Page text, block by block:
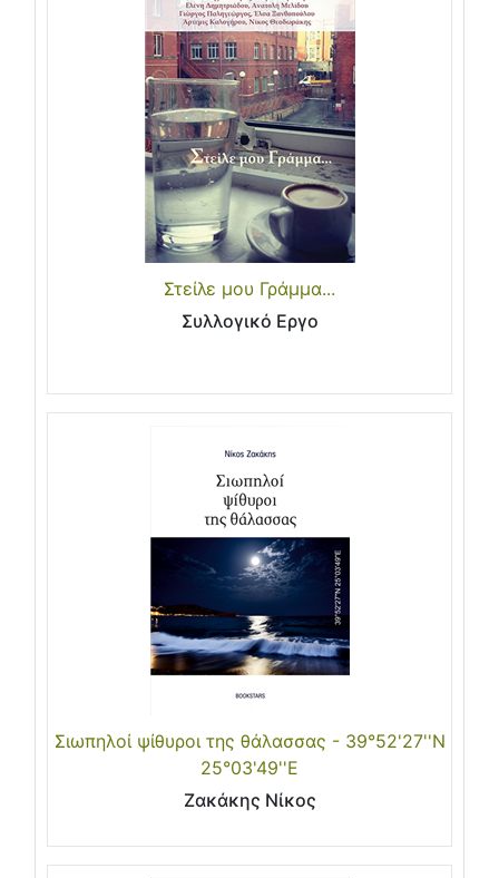
Στείλε μου Γράμμα...
Συλλογικό Εργο
Σιωπηλοί ψίθυροι της θάλασσας - 39°52'27''N
25°03'49''E
Ζακάκης Νίκος